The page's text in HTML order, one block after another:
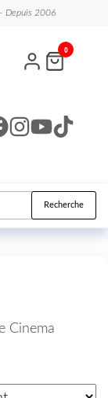
Depuis 2006
0
Recherche
Cinema